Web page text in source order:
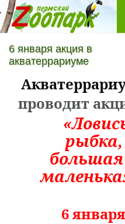
6 января акция в
акватеррариуме
проводит
рыбка,
6 января